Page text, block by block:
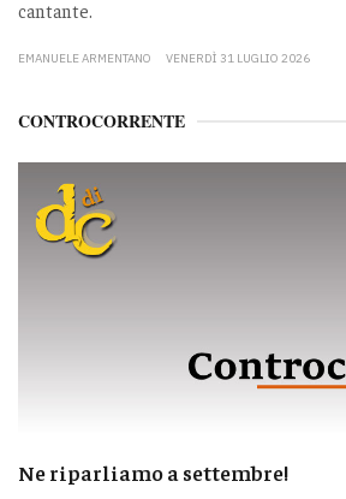
cantante.
EMANUELE ARMENTANO VENERDÌ 31 LUGLIO 2026
CONTROCORRENTE
Ne riparliamo a settembre!